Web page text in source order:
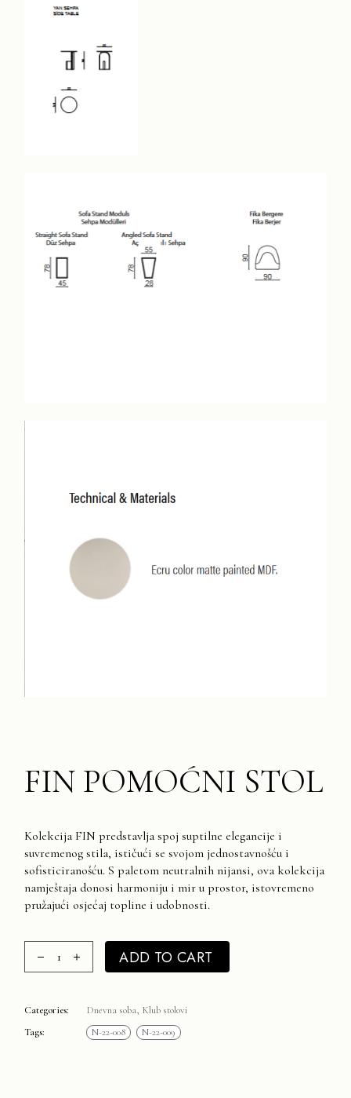
FIN POMOĆNI STOL
Kolekcija FIN predstavlja spoj suptilne elegancije i
suvremenog stila, ističući se svojom jednostavnošću i
sofisticiranošću. S paletom neutralnih nijansi, ova kolekcija
namještaja donosi harmoniju i mir u prostor, istovremeno
pružajući osjećaj topline i udobnosti.
FIN pomoćni stol quantityADD TO CART
Categories: Dnevna soba, Klub stolovi
Tags:
N-22-008 N-22-009